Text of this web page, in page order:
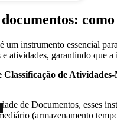
um instrumento essencial
atividades, garantindo que
Classificação de
de Documentos, esses
(armazenamento